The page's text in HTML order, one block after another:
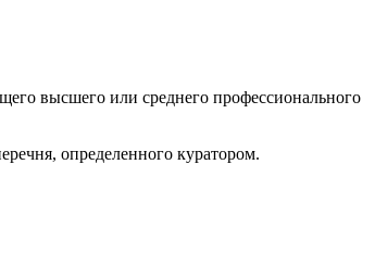
высшего или среднего профессионального
определенного куратором.